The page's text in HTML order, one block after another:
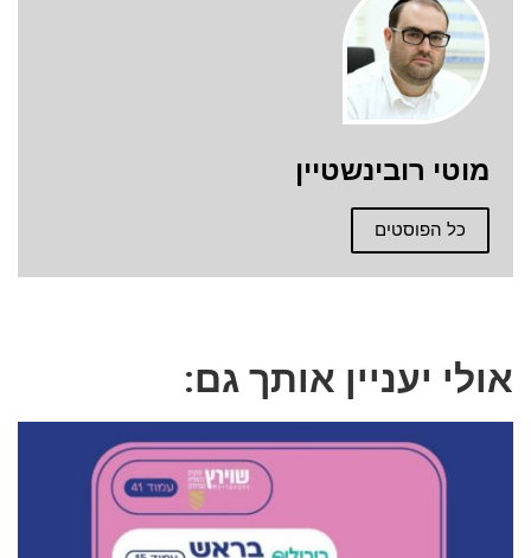
מוטי רובינשטיין
כל הפוסטים
אולי יעניין אותך גם: